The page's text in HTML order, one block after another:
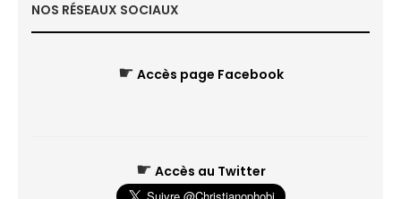
NOS RÉSEAUX SOCIAUX
☛ Accès page Facebook
☛ Accès au Twitter